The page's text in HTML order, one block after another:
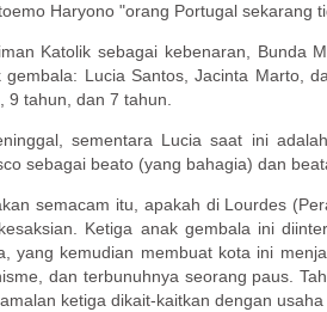
Haryono "orang Portugal sekarang
Katolik sebagai kebenaran, Bunda
Lucia Santos, Jacinta Marto,
9 tahun, dan 7 tahun.
sementara Lucia saat ini
sebagai beato (yang bahagia) dan
semacam itu, apakah di Lourdes
Ketiga anak gembala ini
yang kemudian membuat kota ini
dan terbunuhnya seorang paus.
ketiga dikait-kaitkan dengan